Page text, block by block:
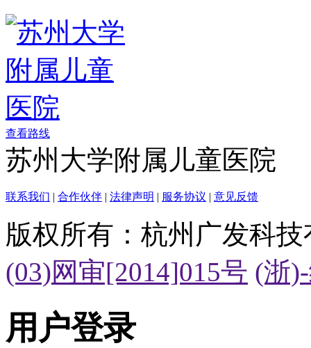
查看路线
苏州大学附属儿童医院
联系我们 | 合作伙伴 | 法律声明 | 服务协议 | 意见反馈
版权所有：杭州广发科
(03)网审[2014]015号 (浙
用户登录